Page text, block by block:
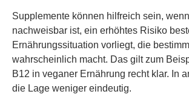
Supplemente können hilfreich sein,
nachweisbar ist, ein erhöhtes Risiko
Ernährungssituation vorliegt, die
wahrscheinlich macht. Das gilt zum
B12 in veganer Ernährung recht klar. In
die Lage weniger eindeutig.